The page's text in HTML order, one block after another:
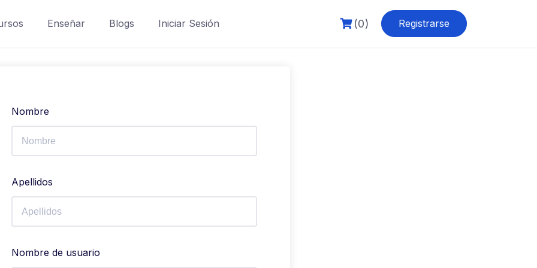
Enseñar Blogs Iniciar Sesión (0) Registrarse
Nombre
Apellidos
Nombre de usuario